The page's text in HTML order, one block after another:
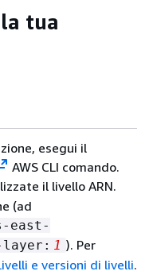
tua
esegui il
AWS CLI comando.
il livello ARN.
(ad
east-
layer: 1 ). Per
e versioni di livelli.